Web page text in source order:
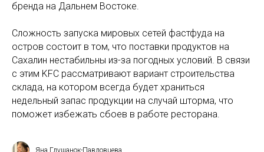
бренда на Дальнем Востоке.
Сложность запуска мировых сетей фастфуда на
остров состоит в том, что поставки продуктов на
Сахалин нестабильны из-за погодных условий. В связи
с этим KFC рассматривают вариант строительства
склада, на котором всегда будет храниться
недельный запас продукции на случай шторма, что
поможет избежать сбоев в работе ресторана.